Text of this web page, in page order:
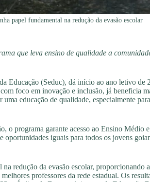
papel fundamental na redução da evasão escolar
que leva ensino de qualidade a
Educação (Seduc), dá início ao ano letivo de
foco em inovação e inclusão, já beneficia
educação de qualidade, especialmente
o programa garante acesso ao Ensino Médio
oportunidades iguais para todos os jovens
redução da evasão escolar, proporcionando
professores da rede estadual. Os